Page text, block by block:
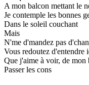
A mon balcon mettant le
Je contemple les bonnes
Dans le soleil couchant
Mais
N'me d'mandez pas
Vous redoutez d'entendre
Que j'aime à voir, de mon
Passer les cons